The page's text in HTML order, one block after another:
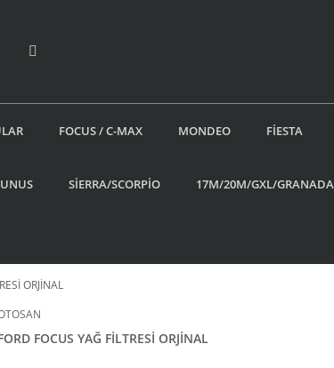
FOCUS / C-MAX MONDEO FİESTA
SİERRA/SCORPİO 17M/20M/GXL/GRANADA
ORJİNAL
FOCUS YAĞ FİLTRESİ ORJİNAL